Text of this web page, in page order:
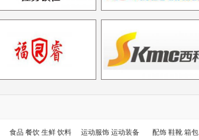
食品 餐饮 生鲜 饮料 运动服饰 运动装备 配饰 鞋靴 箱包